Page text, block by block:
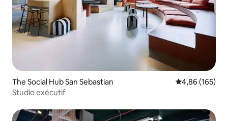
The Social Hub San Sebastian Évaluation
4,86 (165)
Studio exécutif